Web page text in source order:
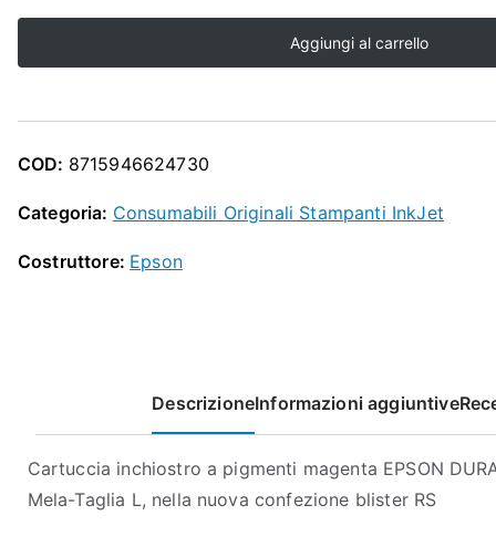
STYLUS
Aggiungi al carrello
COD: 8715946624730
Categoria: Consumabili Originali Stampanti InkJet
Costruttore: Epson
DescrizioneInformazioni aggiuntive
Cartuccia inchiostro a pigmenti magenta EPSON
Mela-Taglia L, nella nuova confezione blister RS